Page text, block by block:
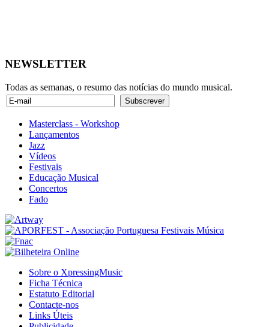
NEWSLETTER
Todas as semanas, o resumo das notícias do mundo musical.
Masterclass - Workshop
Lançamentos
Jazz
Vídeos
Festivais
Educação Musical
Concertos
Fado
Sobre o XpressingMusic
Ficha Técnica
Estatuto Editorial
Contacte-nos
Links Úteis